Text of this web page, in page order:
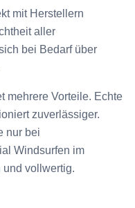
mit Herstellern
aller
bei Bedarf über
mehrere Vorteile. Echte
zuverlässiger.
nur bei
Windsurfen im
und vollwertig.